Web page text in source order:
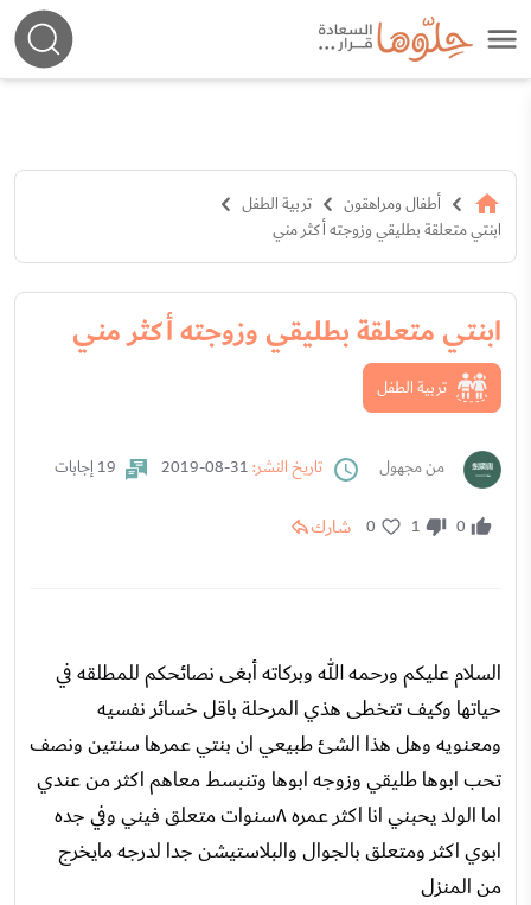
أطفال ومراهقون
تربية الطفل
ابنتي متعلقة بطليقي وزوجته أكثر مني
ابنتي متعلقة بطليقي وزوجته أكثر مني
تربية الطفل
من مجهول تاريخ النشر: 19 إجابات
0
1
0 شارك
السلام عليكم ورحمه الله وبركاته أبغى نصائحكم للمطلقه في
حياتها وكيف تتخطى هذي المرحلة باقل خسائر نفسيه
ومعنويه وهل هذا الشئ طبيعي ان بنتي عمرها سنتين ونصف
تحب ابوها طليقي وزوجه ابوها وتنبسط معاهم اكثر من عندي
اما الولد يحبني انا اكثر عمره ٨سنوات متعلق فيني وفي جده
ابوي اكثر ومتعلق بالجوال والبلاستيشن جدا لدرجه مايخرج
من المنزل